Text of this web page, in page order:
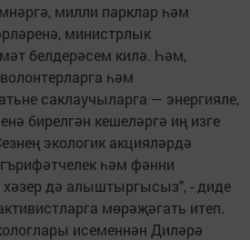
милли парклар һәм
министрлык
белдерәсем килә. Һәм,
һәм
саклаучыларга — энергияле,
бирелгән кешеләргә иң изге
экологик акцияләрдә
һәм фәнни
дә алыштыргысыз", - диде
мөрәҗәгать итеп.
исеменнән Диләрә